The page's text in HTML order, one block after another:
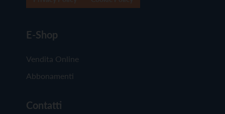
E-Shop
Vendita Online
Abbonamenti
Contatti